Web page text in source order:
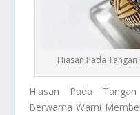
Hiasan Pada
Hiasan Pada Tangan
Berwarna Warni